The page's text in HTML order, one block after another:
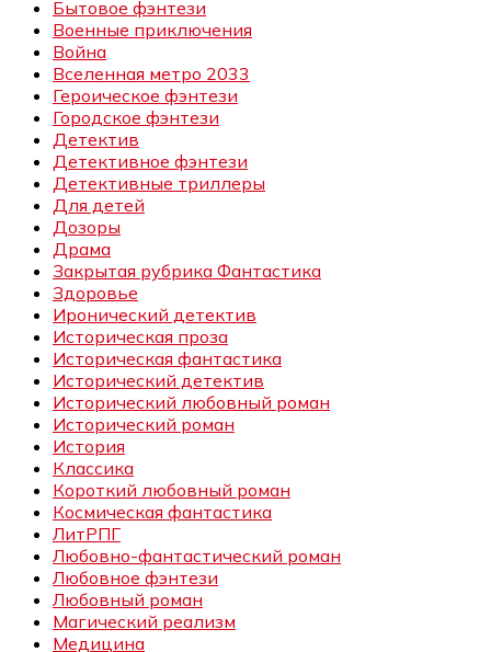
Бытовое фэнтези
Военные приключения
Война
Вселенная метро 2033
Героическое фэнтези
Городское фэнтези
Детектив
Детективное фэнтези
Детективные триллеры
Для детей
Дозоры
Драма
Закрытая рубрика Фантастика
Здоровье
Иронический детектив
Историческая проза
Историческая фантастика
Исторический детектив
Исторический любовный роман
Исторический роман
История
Классика
Короткий любовный роман
Космическая фантастика
ЛитРПГ
Любовно-фантастический роман
Любовное фэнтези
Любовный роман
Магический реализм
Медицина